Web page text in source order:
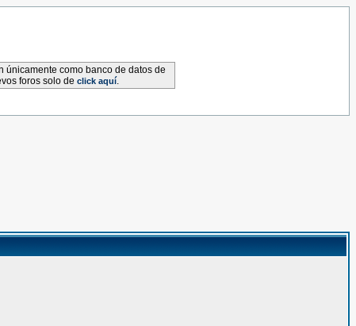
únicamente como banco de datos de
foros solo de click aquí.